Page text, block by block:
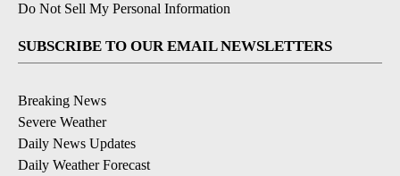
Do Not Sell My Personal Information
SUBSCRIBE TO OUR EMAIL NEWSLETTERS
Breaking News
Severe Weather
Daily News Updates
Daily Weather Forecast